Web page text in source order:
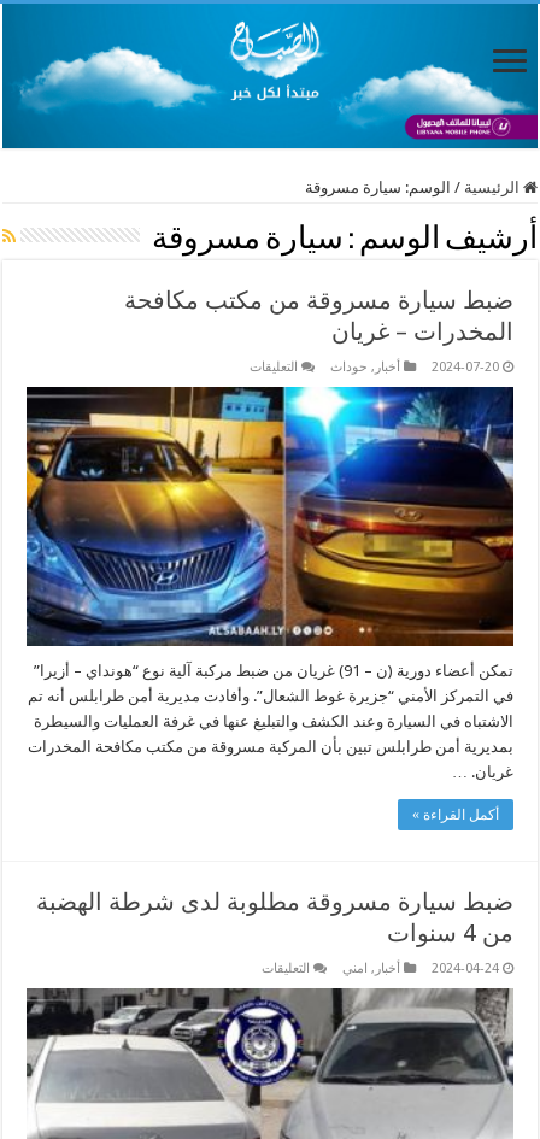
الرئيسية / الوسم: سيارة مسروقة
أرشيف الوسم : سيارة مسروقة
ضبط سيارة مسروقة من مكتب مكافحة
المخدرات – غريان
2024-07-20 أخبار , حوداث التعليقات
سيارة
مسروقة
من
مكتب
مكافحة
المخدرات
غريان
مغلقة
تمكن أعضاء دورية (ن – 91) غريان من ضبط مركبة آلية نوع “هونداي – أزيرا”
في التمركز الأمني “جزيرة غوط الشعال”. وأفادت مديرية أمن طرابلس أنه تم
الاشتباه في السيارة وعند الكشف والتبليغ عنها في غرفة العمليات والسيطرة
بمديرية أمن طرابلس تبين بأن المركبة مسروقة من مكتب مكافحة المخدرات
غريان. …
أكمل القراءة »
ضبط سيارة مسروقة مطلوبة لدى شرطة الهضبة
من 4 سنوات
2024-04-24 أخبار , امني التعليقات
سيارة
مسروقة
مطلوبة
لدى
شرطة
الهضبة
من
4
سنوات